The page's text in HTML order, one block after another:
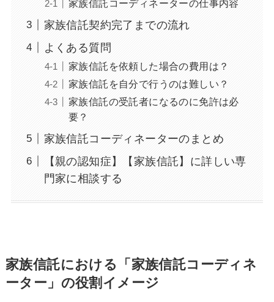
家族信託コーディネーターの仕事内容
家族信託契約完了までの流れ
よくある質問
家族信託を依頼した場合の費用は？
家族信託を自分で行うのは難しい？
家族信託の受託者になるのに免許は必
要？
家族信託コーディネーターのまとめ
【親の認知症】【家族信託】に詳しい専
門家に相談する
家族信託における「家族信託コーディネ
ーター」の役割イメージ